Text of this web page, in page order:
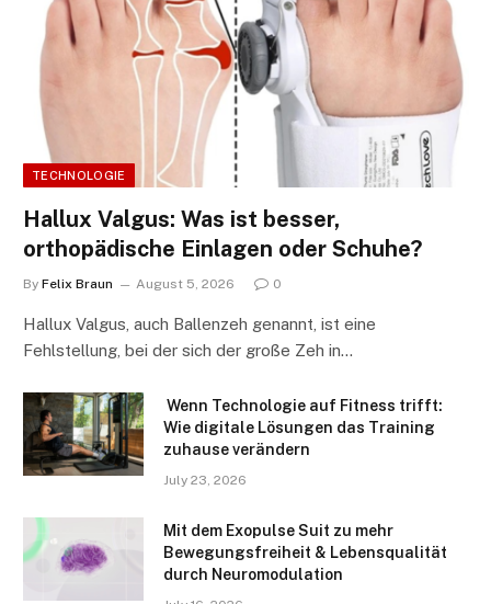
TECHNOLOGIE
Hallux Valgus: Was ist besser,
orthopädische Einlagen oder Schuhe?
By Felix Braun August 5, 2026 0
Hallux Valgus, auch Ballenzeh genannt, ist eine
Fehlstellung, bei der sich der große Zeh in…
Wenn Technologie auf Fitness trifft:
Wie digitale Lösungen das Training
zuhause verändern
July 23, 2026
Mit dem Exopulse Suit zu mehr
Bewegungsfreiheit & Lebensqualität
durch Neuromodulation